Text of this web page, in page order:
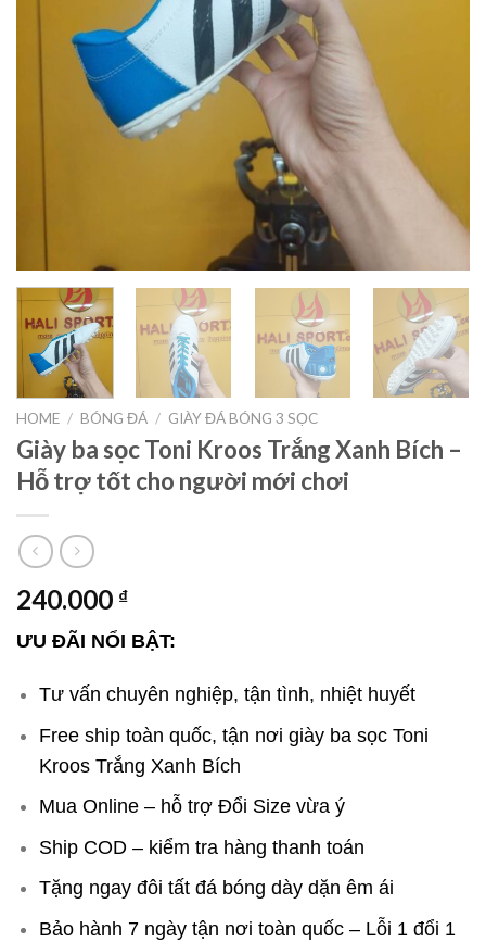
HOME / BÓNG ĐÁ / GIÀY ĐÁ BÓNG 3 SỌC
Giày ba sọc Toni Kroos Trắng Xanh Bích –
Hỗ trợ tốt cho người mới chơi
240.000 ₫
ƯU ĐÃI NỔI BẬT:
Tư vấn chuyên nghiệp, tận tình, nhiệt huyết
Free ship toàn quốc, tận nơi giày ba sọc Toni
Kroos Trắng Xanh Bích
Mua Online – hỗ trợ Đổi Size vừa ý
Ship COD – kiểm tra hàng thanh toán
Tặng ngay đôi tất đá bóng dày dặn êm ái
Bảo hành 7 ngày tận nơi toàn quốc – Lỗi 1 đổi 1